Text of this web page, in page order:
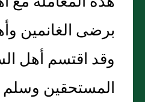
برضى الغانمين
وقد اقتسم أهل
المستحقين